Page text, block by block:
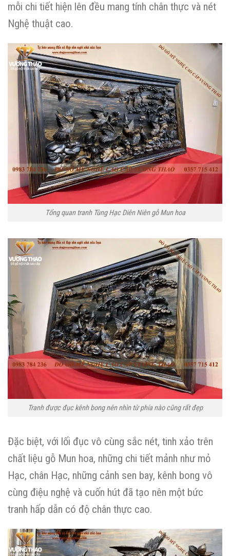
mỗi chi tiết hiện lên đều mang tính chân thực và nét
Nghệ thuật cao.
Tổng quan tranh Tùng Hạc Diên Niên gỗ Mun hoa
Tranh được đục kênh bong nên nhìn từ phía nào cũng rất đẹp
Đặc biệt, với lối đục vô cùng sắc nét, tinh xảo trên
chất liệu gỗ Mun hoa, những chi tiết mảnh như mỏ
Hạc, chân Hạc, những cảnh sen bay, kênh bong vô
cùng điệu nghệ và cuốn hút đã tạo nên một bức
tranh hấp dẫn có độ chân thực cao.